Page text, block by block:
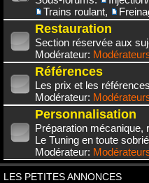
Trains roulant,
Restauration
Section réservée aux
Modérateur:
Références
Les prix et les
Modérateur:
Personnalisation
Préparation mécanique,
Le Tuning en toute
Modérateur:
LES PETITES ANNONCES